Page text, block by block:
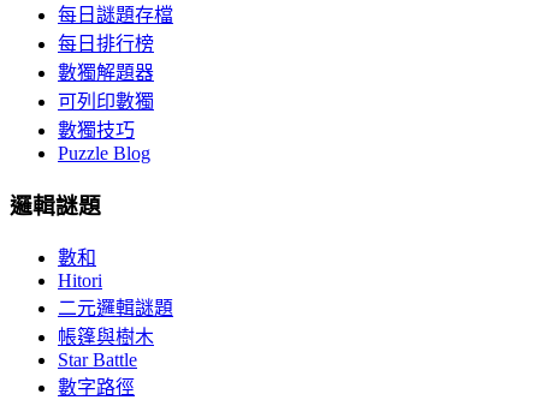
每日謎題存檔
每日排行榜
數獨解題器
可列印數獨
數獨技巧
Puzzle Blog
邏輯謎題
數和
Hitori
二元邏輯謎題
帳篷與樹木
Star Battle
數字路徑